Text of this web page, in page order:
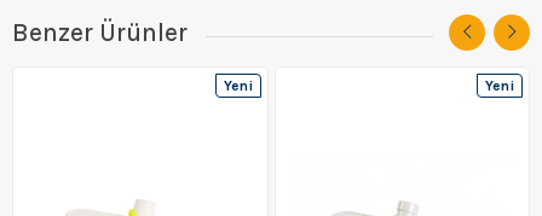
Benzer Ürünler
Yeni
Yeni